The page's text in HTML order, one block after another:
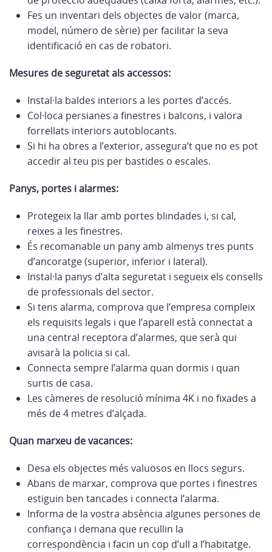
Fes un inventari dels objectes de valor (marca,
model, número de sèrie) per facilitar la seva
identificació en cas de robatori.
Mesures de seguretat als accessos:
Instal·la baldes interiors a les portes d’accés.
Col·loca persianes a finestres i balcons, i valora
forrellats interiors autoblocants.
Si hi ha obres a l’exterior, assegura’t que no es pot
accedir al teu pis per bastides o escales.
Panys, portes i alarmes:
Protegeix la llar amb portes blindades i, si cal,
reixes a les finestres.
És recomanable un pany amb almenys tres punts
d’ancoratge (superior, inferior i lateral).
Instal·la panys d’alta seguretat i segueix els consells
de professionals del sector.
Si tens alarma, comprova que l’empresa compleix
els requisits legals i que l’aparell està connectat a
una central receptora d’alarmes, que serà qui
avisarà la policia si cal.
Connecta sempre l’alarma quan dormis i quan
surtis de casa.
Les càmeres de resolució mínima 4K i no fixades a
més de 4 metres d’alçada.
Quan marxeu de vacances:
Desa els objectes més valuosos en llocs segurs.
Abans de marxar, comprova que portes i finestres
estiguin ben tancades i connecta l’alarma.
Informa de la vostra absència algunes persones de
confiança i demana que recullin la
correspondència i facin un cop d’ull a l’habitatge.